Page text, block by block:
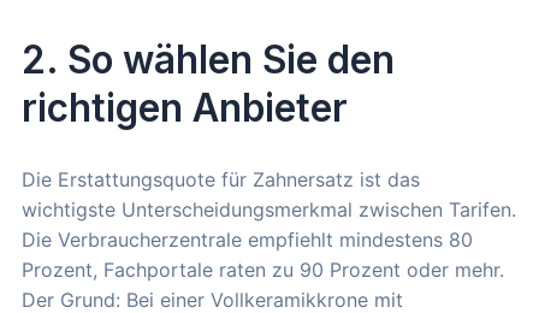
2. So wählen Sie den
richtigen Anbieter
Die Erstattungsquote für Zahnersatz ist das
wichtigste Unterscheidungsmerkmal zwischen Tarifen.
Die Verbraucherzentrale empfiehlt mindestens 80
Prozent, Fachportale raten zu 90 Prozent oder mehr.
Der Grund: Bei einer Vollkeramikkrone mit